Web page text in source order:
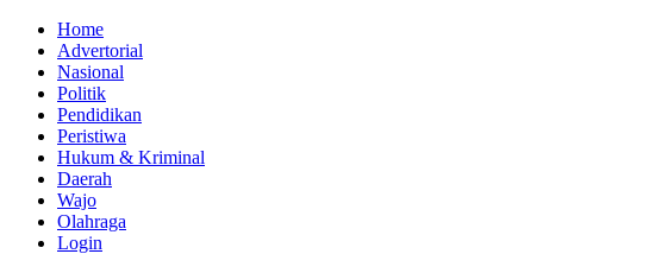
Home
Advertorial
Nasional
Politik
Pendidikan
Peristiwa
Hukum & Kriminal
Daerah
Wajo
Olahraga
Login